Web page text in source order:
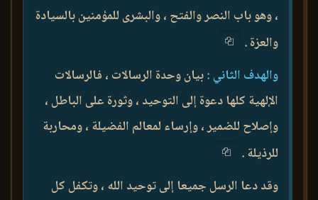
، وهو باب النصر والفتح ، والبشرى للمؤمنين بالسيادة
والعزة .
والهدف الثاني :بيان وحدة الرسالات ، فالرسالات
الإلهية كلها دعوة إلى التوحيد ، وثورة على الباطل ،
وإصلاح للضمير ، وإرساء لمعالم الفضيلة ، ومحاربة
للرذيلة .
وقد دعا الرسل جميعا إلى توحيد الله ، وتكفل كل